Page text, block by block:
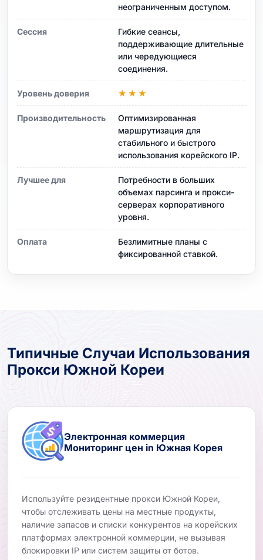
неограниченным доступом.
Сессия
Гибкие сеансы,
поддерживающие длительные
или чередующиеся
соединения.
Уровень доверия ★★★
Производительность
Оптимизированная
маршрутизация для
стабильного и быстрого
использования корейского IP.
Лучшее для
Потребности в больших
объемах парсинга и прокси-
серверах корпоративного
уровня.
Оплата
Безлимитные планы с
фиксированной ставкой.
Типичные Случаи Использования
Прокси Южной Кореи
Электронная коммерция
Мониторинг цен in Южная Корея
Используйте резидентные прокси Южной Кореи,
чтобы отслеживать цены на местные продукты,
наличие запасов и списки конкурентов на корейских
платформах электронной коммерции, не вызывая
блокировки IP или систем защиты от ботов.